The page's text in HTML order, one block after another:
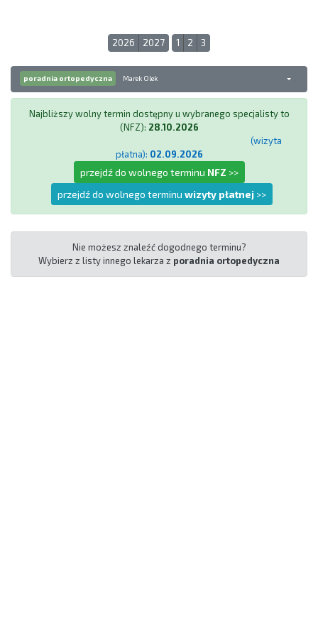
2026 2027 1 2 3
poradnia ortopedyczna Marek Olek
Najbliższy wolny termin dostępny u wybranego specjalisty to
(NFZ): 28.10.2026
(wizyta
płatna): 02.09.2026
przejdź do wolnego terminu NFZ >>
przejdź do wolnego terminu wizyty płatnej >>
Nie możesz znaleźć dogodnego terminu?
Wybierz z listy innego lekarza z poradnia ortopedyczna